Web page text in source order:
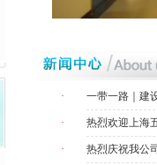
· 一带一路｜建
· 热烈欢迎上海
· 热烈庆祝我公